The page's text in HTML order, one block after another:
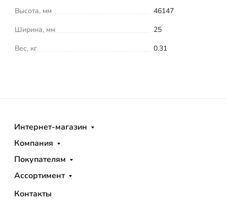
Высота, мм
46147
Ширина, мм
25
Вес, кг
0.31
Интернет-магазин
Компания
Покупателям
Ассортимент
Контакты